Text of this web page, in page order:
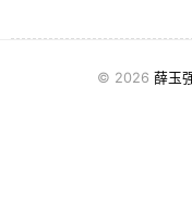
© 2026 薛玉